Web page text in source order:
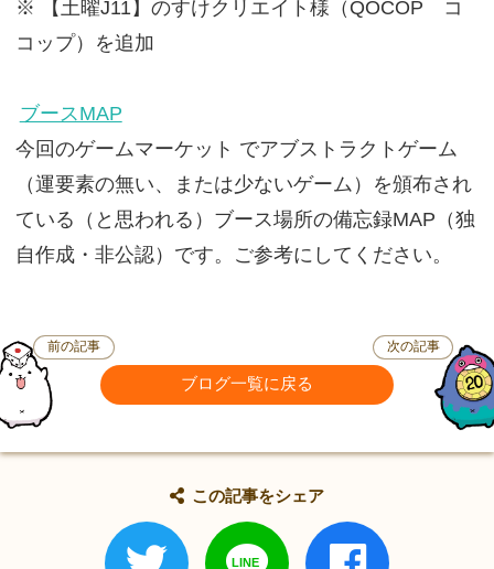
※ 【土曜J11】のすけクリエイト様（QOCOP コ
コップ）を追加
ブースMAP
今回のゲームマーケット でアブストラクトゲーム
（運要素の無い、または少ないゲーム）を頒布され
ている（と思われる）ブース場所の備忘録MAP（独
自作成・非公認）です。ご参考にしてください。
前の記事
ブログ一覧に戻る
次の記事
この記事をシェア